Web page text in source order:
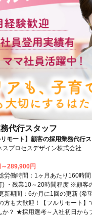
代行スタッフ
リモート】顧客の採用業務代行ス
スプロセスデザイン株式会社
289,900円
労働時間：1ヶ月あたり160時
) ・残業10～20時間程度 ※顧客
新期間：6か月に1回の更新 (希
方も大歓迎！【フルリモート】
か？ ★採用選考～入社初日か